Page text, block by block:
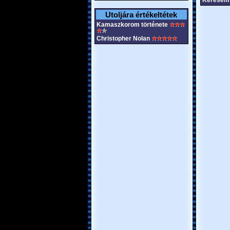
Utoljára értékeltétek
Kamaszkorom története
Christopher Nolan